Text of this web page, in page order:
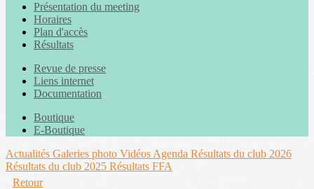
Présentation du meeting
Horaires
Plan d'accès
Résultats
Revue de presse
Liens internet
Documentation
Boutique
E-Boutique
Actualités Galeries photo Vidéos Agenda Résultats du club 2026
Résultats du club 2025 Résultats FFA
Retour